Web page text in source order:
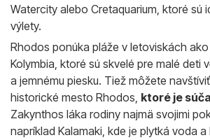
Watercity alebo Cretaquarium, ktoré sú
výlety.
Rhodos ponúka pláže v letoviskách ako
Kolymbia, ktoré sú skvelé pre malé deti
a jemnému piesku. Tiež môžete
historické mesto Rhodos, ktoré je
Zakynthos láka rodiny najmä svojimi
napríklad Kalamaki, kde je plytká voda